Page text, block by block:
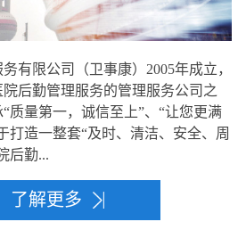
有限公司（卫事康）2005年成立，
后勤管理服务的管理服务公司之
质量第一，诚信至上”、“让您更满
打造一整套“及时、清洁、安全、周
后勤...
了解更多